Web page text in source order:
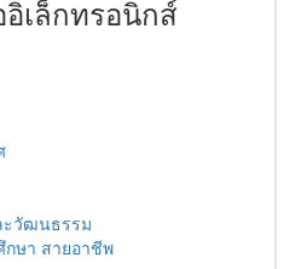
เล็กทรอนิกส์
ะวัฒนธรรม
ษา สายอาชีพ